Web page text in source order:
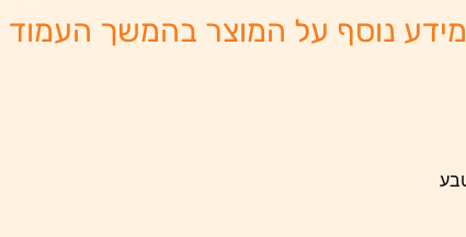
מידע נוסף על המוצר בהמשך העמוד